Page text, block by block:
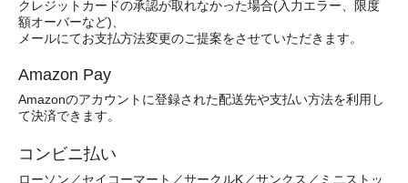
クレジットカードの承認が取れなかった場合(入力エラー、限度
額オーバーなど)、
メールにてお支払方法変更のご提案をさせていただきます。
Amazon Pay
Amazonのアカウントに登録された配送先や支払い方法を利用し
て決済できます。
コンビニ払い
ローソン／セイコーマート／サークルK／サンクス／ミニストッ